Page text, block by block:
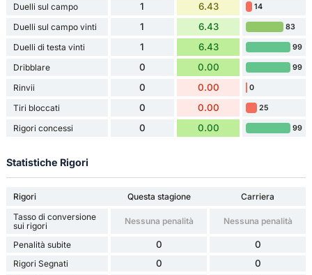
Duelli sul campo 1 6.43 14
Duelli sul campo vinti 1 6.43 83
Duelli di testa vinti 1 6.43 99
Dribblare 0 0.00 99
Rinvii 0 0.00 0
Tiri bloccati 0 0.00 25
Rigori concessi 0 0.00 99
Statistiche Rigori
Rigori Questa stagione
Carriera
Tasso di conversione
sui rigori
Nessuna penalità Nessuna penalità
Penalità subite 0 0
Rigori Segnati 0 0